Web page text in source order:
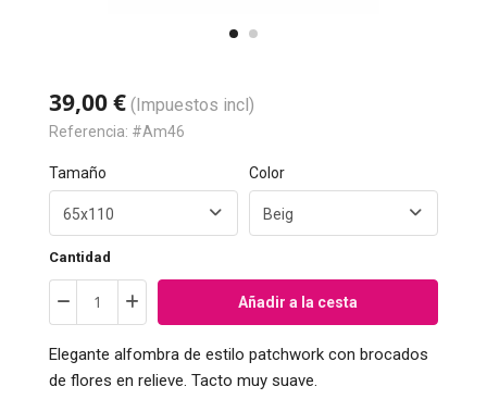
39,00 € (Impuestos incl)
Referencia: #Am46
Tamaño Color
Cantidad
Añadir a la cesta
Elegante alfombra de estilo patchwork con brocados
de flores en relieve. Tacto muy suave.